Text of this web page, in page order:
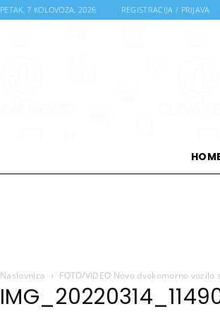
PETAK, 7 KOLOVOZA, 2026 REGISTRACIJA / PRIJAVA
Naslovnica FOTO/VIDEO Novo dvokomorno